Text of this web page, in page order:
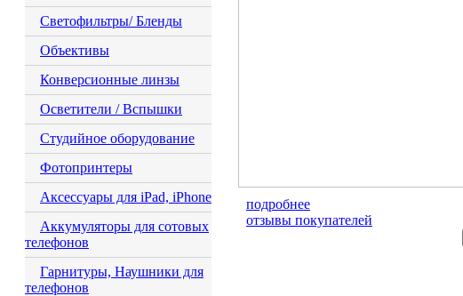
Светофильтры/ Бленды
Объективы
Конверсионные линзы
Осветители / Вспышки
Студийное оборудование
Фотопринтеры
Аксессуары для iPad, iPhone
Аккумуляторы для сотовых
телефонов
Гарнитуры, Наушники для
телефонов
подробнее
отзывы покупателей